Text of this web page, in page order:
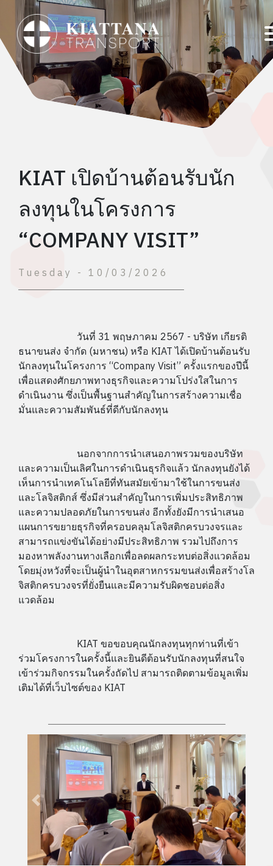
Home(current)
About us
News Updates
Investor
TH
KIAT เปิดบ้านต้อนรับนัก
ลงทุนในโครงการ
“COMPANY VISIT”
Tuesday - 10/03/2026
วันที่ 31 พฤษภาคม 2567 - บริษัท เกียรติ
ธนาขนส่ง จำกัด (มหาชน) หรือ KIAT ได้เปิดบ้านต้อนรับ
นักลงทุนในโครงการ “Company Visit” ครั้งแรกของปีนี้
เพื่อแสดงศักยภาพทางธุรกิจและความโปร่งใสในการ
ดำเนินงาน ซึ่งเป็นพื้นฐานสำคัญในการสร้างความเชื่อ
มั่นและความสัมพันธ์ที่ดีกับนักลงทุน
นอกจากการนำเสนอภาพรวมของบริษัท
และความเป็นเลิศในการดำเนินธุรกิจแล้ว นักลงทุนยังได้
เห็นการนำเทคโนโลยีที่ทันสมัยเข้ามาใช้ในการขนส่ง
และโลจิสติกส์ ซึ่งมีส่วนสำคัญในการเพิ่มประสิทธิภาพ
และความปลอดภัยในการขนส่ง อีกทั้งยังมีการนำเสนอ
แผนการขยายธุรกิจที่ครอบคลุมโลจิสติกครบวงจรและ
สามารถแข่งขันได้อย่างมีประสิทธิภาพ รวมไปถึงการ
มองหาพลังงานทางเลือกเพื่อลดผลกระทบต่อสิ่งแวดล้อม
โดยมุ่งหวังที่จะเป็นผู้นำในอุตสาหกรรมขนส่งเพื่อสร้างโล
จิสติกครบวงจรที่ยั่งยืนและมีความรับผิดชอบต่อสิ่ง
แวดล้อม
KIAT ขอขอบคุณนักลงทุนทุกท่านที่เข้า
ร่วมโครงการในครั้งนี้และยินดีต้อนรับนักลงทุนที่สนใจ
เข้าร่วมกิจกรรมในครั้งถัดไป สามารถติดตามข้อมูลเพิ่ม
เติมได้ที่เว็บไซต์ของ KIAT
Previous Next